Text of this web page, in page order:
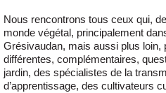
Nous rencontrons tous ceux qui,
monde végétal, principalement
Grésivaudan, mais aussi plus loin,
différentes, complémentaires,
jardin, des spécialistes de la
d’apprentissage, des cultivateurs